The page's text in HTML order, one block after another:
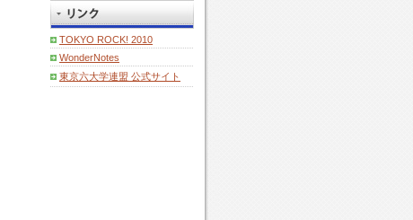
TOKYO ROCK! 2010
WonderNotes
東京六大学連盟 公式サイト